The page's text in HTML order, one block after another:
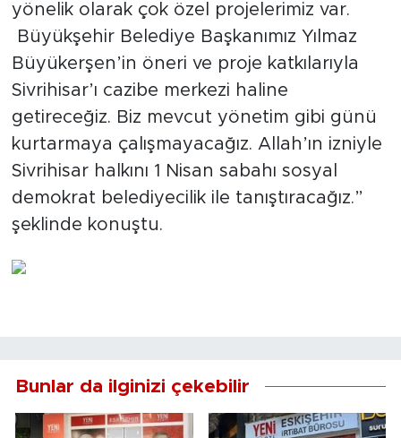
yönelik olarak çok özel projelerimiz var.
Büyükşehir Belediye Başkanımız Yılmaz
Büyükerşen’in öneri ve proje katkılarıyla
Sivrihisar’ı cazibe merkezi haline
getireceğiz. Biz mevcut yönetim gibi günü
kurtarmaya çalışmayacağız. Allah’ın izniyle
Sivrihisar halkını 1 Nisan sabahı sosyal
demokrat belediyecilik ile tanıştıracağız.”
şeklinde konuştu.
Bunlar da ilginizi çekebilir